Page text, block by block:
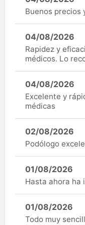
Buenos precios
04/08/2026
Rapidez y
médicos. Lo
04/08/2026
Excelente y
médicas
02/08/2026
Podólogo
01/08/2026
Hasta ahora ha
01/08/2026
Todo muy